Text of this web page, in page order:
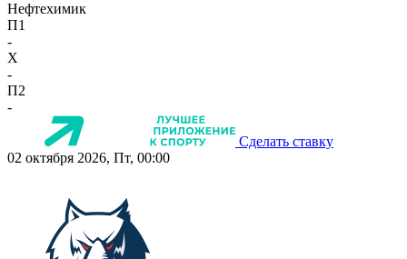
Нефтехимик
П1
-
X
-
П2
-
Сделать ставку
02 октября 2026, Пт, 00:00